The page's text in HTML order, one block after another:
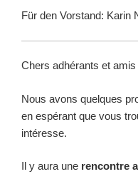
Für den Vorstand: Karin
Chers adhérants et
Nous avons quelques
en espérant que vous
intéresse.
Il y aura une rencontre